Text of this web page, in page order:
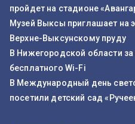
пройдет на стадионе
Музей Выксы приглашает на
Верхне-Выксунскому пруду
В Нижегородской области
бесплатного Wi-Fi
В Международный день
посетили детский сад